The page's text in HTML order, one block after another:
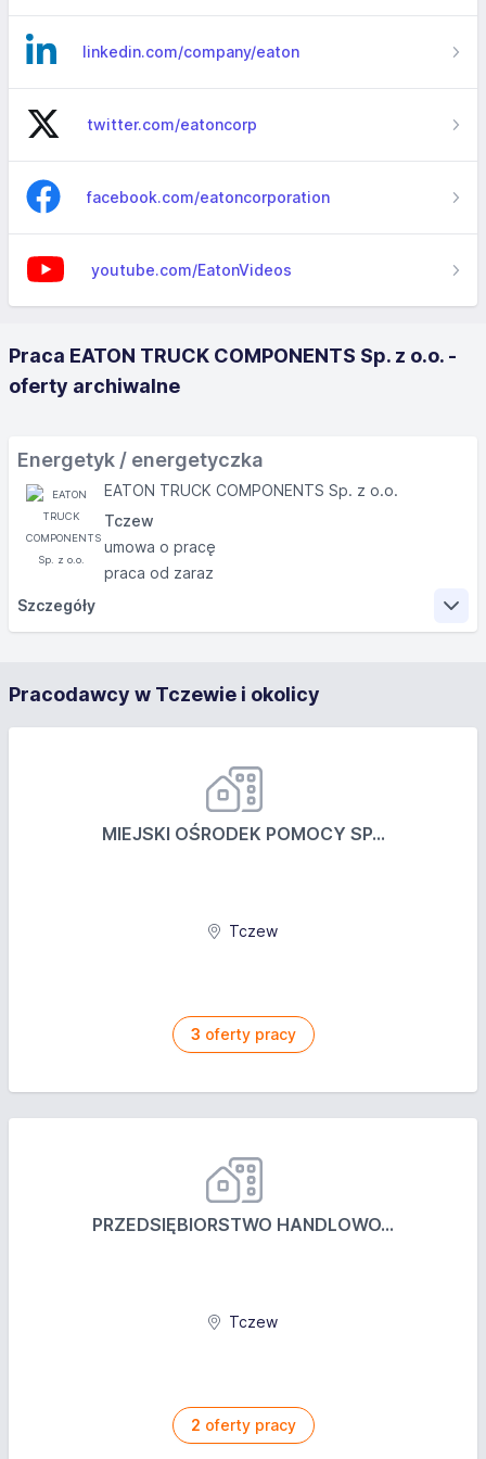
linkedin.com/company/eaton
twitter.com/eatoncorp
facebook.com/eatoncorporation
youtube.com/EatonVideos
Praca EATON TRUCK COMPONENTS Sp. z o.o. -
oferty archiwalne
Energetyk / energetyczka
EATON TRUCK COMPONENTS Sp. z o.o.
Tczew
umowa o pracę
praca od zaraz
Szczegóły
Utrzymanie instalacji energetycznej zakładu,
współpraca z dostawcami energii, serwisami
zewnętrznymi.
Prowadzenie i uaktualnianie dokumentacji zgodnie z
infrastruktury energetycznej.
Zapewnienie wsparcia przy usuwaniu awarii przez
Kontrola, rejestracja zużycia czynników
Wykształcenie średnie lub wyższe techniczne o
gwarantowanego (siłownie, systemy UPS, inwertery,
agregaty prądotwórcze, baterie).
Pracodawcy w Tczewie i okolicy
MIEJSKI OŚRODEK POMOCY SP...
Tczew
3 oferty pracy
PRZEDSIĘBIORSTWO HANDLOWO...
Tczew
2 oferty pracy